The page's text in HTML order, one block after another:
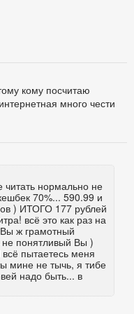
кому посчитаю
много чести
нормально не
70%... 590.99 и
) ИТОГО 177 рублей
всё это как раз на
ж грамотный
понятливый Вы )
пытаетесь меня
мине не тычь, я тибе
надо быть... в